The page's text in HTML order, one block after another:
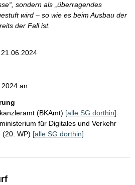
sondern als „überragendes
wird – so wie es beim Ausbau der
der Fall ist.
an:
(BKAmt) [alle SG dorthin]
für Digitales und Verkehr
(20. WP) [alle SG dorthin]